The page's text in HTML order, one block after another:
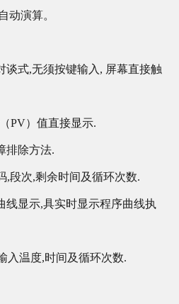
动演算。
谈式,无须按键输入, 屏幕直接触
PV）值直接显示.
排除方法.
,段次,剩余时间及循环次数.
线显示,具实时显示程序曲线执
入温度,时间及循环次数.